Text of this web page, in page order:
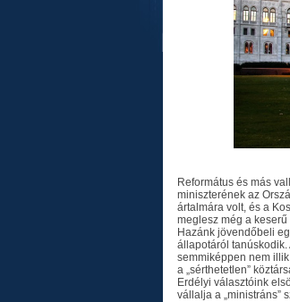
Református és más
miniszterének az
ártalmára volt, és a
meglesz még a keserű
Hazánk jövendőbeli
állapotáról
semmiképpen nem illik
a „sérthetetlen”
Erdélyi választóink
vállalja a „ministráns”